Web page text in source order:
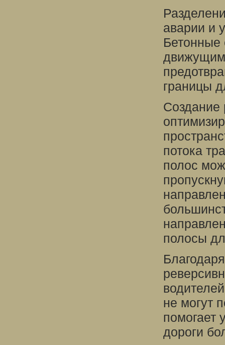
аварии и
Бетонные
границы
Создание
потока
полос
полосы
не могут
помогает
дороги